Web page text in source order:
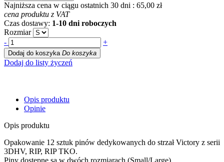
Najniższa cena w ciągu ostatnich 30 dni : 65,00 zł
cena produktu z VAT
Czas dostawy: 1-10 dni roboczych
Rozmiar
-
+
Dodaj do koszyka Do koszyka
Dodaj do listy życzeń
Opis produktu
Opinie
Opis produktu
Opakowanie 12 sztuk pinów dedykowanych do strzał Victory z serii
3DHV, RIP, RIP TKO.
Piny dostępne są w dwóch rozmiarach (Small/Large)